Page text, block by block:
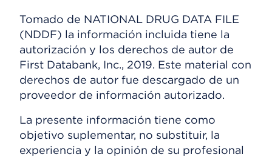
Tomado de NATIONAL DRUG DATA FILE
(NDDF) la información incluida tiene la
autorización y los derechos de autor de
First Databank, Inc., 2019. Este material con
derechos de autor fue descargado de un
proveedor de información autorizado.
La presente información tiene como
objetivo suplementar, no substituir, la
experiencia y la opinión de su profesional